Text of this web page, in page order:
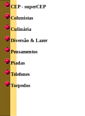
CEP - superCEP
Colunistas
Culinária
Diversão & Lazer
Pensamentos
Piadas
Telefones
Torpedos